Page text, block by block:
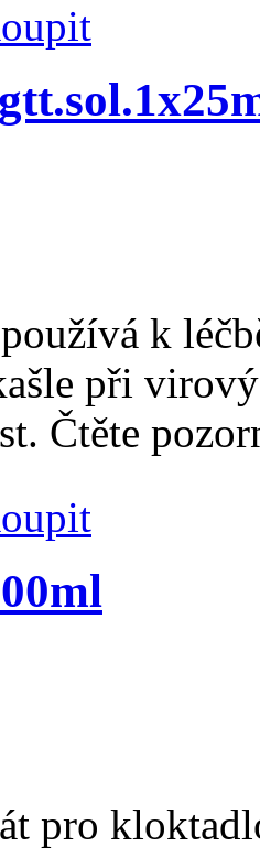
k
při
Čtěte
pro